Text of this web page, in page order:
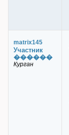
matrix145
Участник
������
Курган